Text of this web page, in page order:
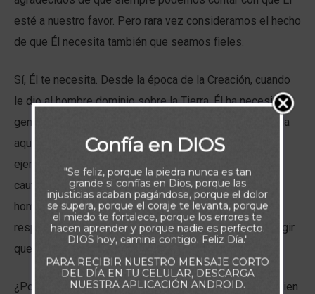
esté a nuestro favor. Pero rara vez consideramos el hecho
de que Él necesita también que seamos fieles.
Sí, Él te necesita. Desde la época de la Creación, cuando
le dio al hombre dominio sobre la Tierra, Él ha necesitado
gente que trabaje con Él para que Su voluntad se cumpla
aquí en la Tierra. Y en la Biblia podemos encontrar un
ejemplo de esto. Cuando los hijos de Israel estaban en
cautiverio en Egipto y Él quería sacarlos, buscó a un
hombre, Moisés, para que hiciera el trabajo. La
responsabilidad de Moisés fue extender la mano y exigir
que la voluntad de Dios se hiciera en la Tierra.
¿Por qué escogió a Moisés? Porque necesitaba a alguien
Confía en DIOS
"Se feliz, porque la piedra nunca es tan
grande si confías en Dios, porque las
injusticias acaban pagándose, porque el dolor
se supera, porque el coraje te levanta, porque
el miedo te fortalece, porque los errores te
hacen aprender y porque nadie es perfecto.
DIOS hoy, camina contigo. Feliz Día."
PARA RECIBIR NUESTRO MENSAJE CORTO
DEL DÍA EN TU CELULAR, DESCARGA
NUESTRA APLICACIÓN ANDROID.